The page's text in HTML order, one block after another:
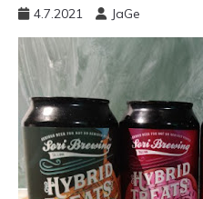
4.7.2021 JaGe